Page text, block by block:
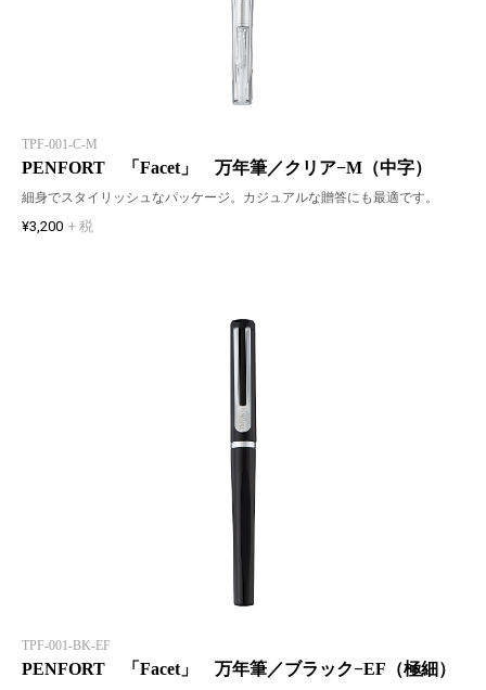
TPF-001-C-M
PENFORT 「Facet」 万年筆／クリア−M（中字）
細身でスタイリッシュなパッケージ。カジュアルな贈答にも最適です。
¥3,200 + 税
TPF-001-BK-EF
PENFORT 「Facet」 万年筆／ブラック−EF（極細）